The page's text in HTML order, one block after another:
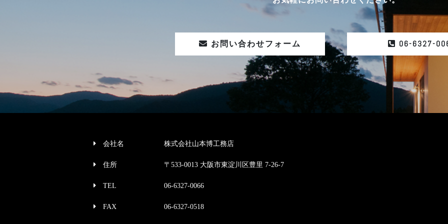
お問い合わせフォーム 06-6327-
会社名 株式会社山本博工務店
住所 〒533-0013 大阪市東淀川区豊里 7-26-7
TEL 06-6327-0066
FAX 06-6327-0518